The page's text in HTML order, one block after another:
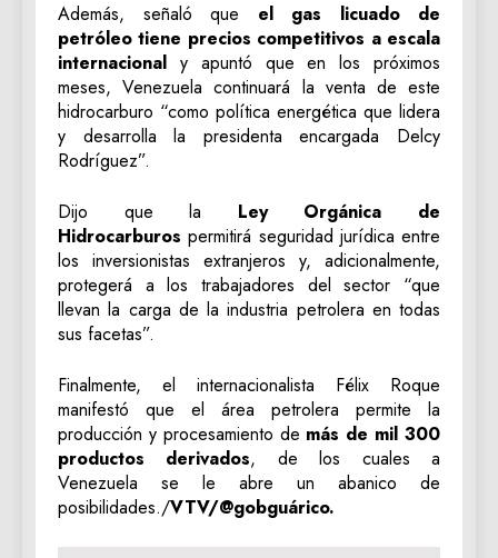
Además, señaló que el gas licuado de
petróleo tiene precios competitivos a escala
internacional y apuntó que en los próximos
meses, Venezuela continuará la venta de este
hidrocarburo “como política energética que lidera
y desarrolla la presidenta encargada Delcy
Rodríguez”.
Dijo que la Ley Orgánica de
Hidrocarburos permitirá seguridad jurídica entre
los inversionistas extranjeros y, adicionalmente,
protegerá a los trabajadores del sector “que
llevan la carga de la industria petrolera en todas
sus facetas”.
Finalmente, el internacionalista Félix Roque
manifestó que el área petrolera permite la
producción y procesamiento de más de mil 300
productos derivados, de los cuales a
Venezuela se le abre un abanico de
posibilidades./VTV/@gobguárico.